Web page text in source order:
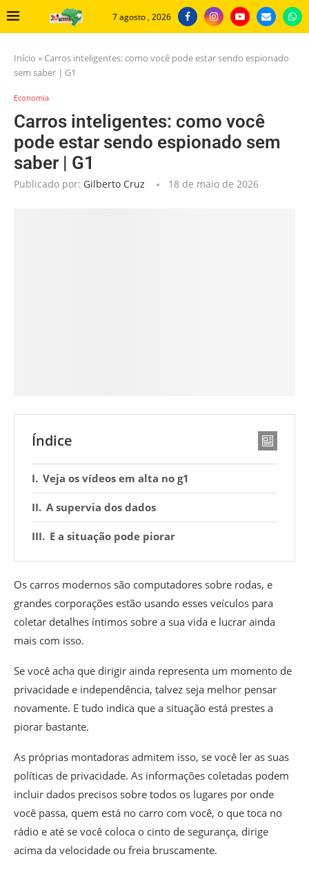
7 agosto , 2026
Início » Carros inteligentes: como você pode estar sendo espionado
sem saber | G1
Economia
Carros inteligentes: como você
pode estar sendo espionado sem
saber | G1
Publicado por: Gilberto Cruz 18 de maio de 2026
Índice
Veja os vídeos em alta no g1
A supervia dos dados
E a situação pode piorar
Os carros modernos são computadores sobre rodas, e
grandes corporações estão usando esses veículos para
coletar detalhes íntimos sobre a sua vida e lucrar ainda
mais com isso.
Se você acha que dirigir ainda representa um momento de
privacidade e independência, talvez seja melhor pensar
novamente. E tudo indica que a situação está prestes a
piorar bastante.
As próprias montadoras admitem isso, se você ler as suas
políticas de privacidade. As informações coletadas podem
incluir dados precisos sobre todos os lugares por onde
você passa, quem está no carro com você, o que toca no
rádio e até se você coloca o cinto de segurança, dirige
acima da velocidade ou freia bruscamente.